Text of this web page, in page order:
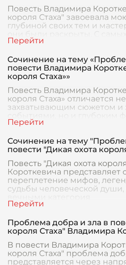
Повесть Владимира
короля Стаха" завоевала
глубиной своих тем и
они были раскрыты. С
погрузился в
Сочинение на тему
повести Владимира
короля Стаха»»
Повесть Владимира
короля Стаха» отличается
захватывающим сюжетом и
событиями, но и глубоким
содержанием, в частност
Сочинение на тему
повести "Дикая охота
Повесть "Дикая охота
Короткевича представляет
переплетение мифов,
судьбы человеческой
Проблема добра и зла в
короля Стаха" Владимира
В повести Владимира
короля Стаха" проблема
представляется через